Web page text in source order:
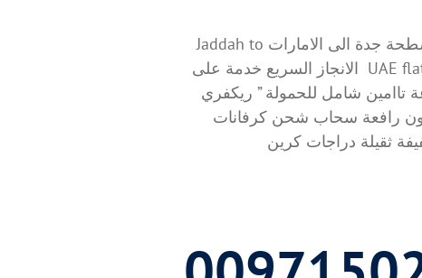
“بردكون سطحة جدة الى الامارات Jaddah to
UAE flatbed truck الانجاز السريع خدمة على
تاامين شامل للحمولة ” ريكفري
رافعة سحاب شحن كرفانات
ثقيلة دراجات كرين